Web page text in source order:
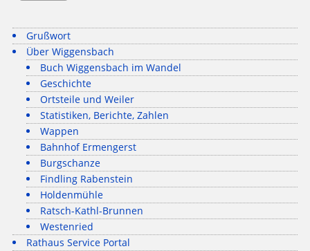
Grußwort
Über Wiggensbach
Buch Wiggensbach im Wandel
Geschichte
Ortsteile und Weiler
Statistiken, Berichte, Zahlen
Wappen
Bahnhof Ermengerst
Burgschanze
Findling Rabenstein
Holdenmühle
Ratsch-Kathl-Brunnen
Westenried
Rathaus Service Portal